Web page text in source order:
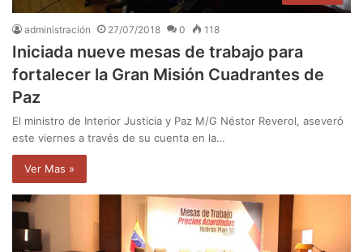
administración 27/07/2018 0 118
Iniciada nueve mesas de trabajo para
fortalecer la Gran Misión Cuadrantes de
Paz
El ministro de Interior Justicia y Paz M/G Néstor Reverol, aseveró
este viernes a través de su cuenta en la…
Ver Mas »